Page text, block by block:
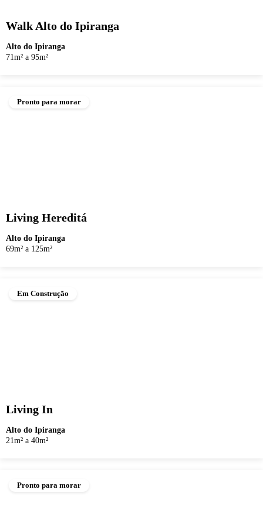
Walk Alto do Ipiranga
Alto do Ipiranga
71m² a 95m²
Pronto para morar
Living Hereditá
Alto do Ipiranga
69m² a 125m²
Em Construção
Living In
Alto do Ipiranga
21m² a 40m²
Pronto para morar